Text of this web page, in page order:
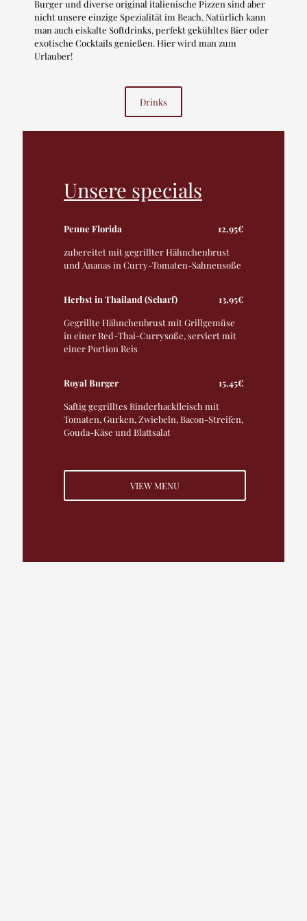
Burger und diverse original italienische Pizzen sind aber
nicht unsere einzige Spezialität im Beach. Natürlich kann
man auch eiskalte Softdrinks, perfekt gekühltes Bier oder
exotische Cocktails genießen. Hier wird man zum
Urlauber!
Drinks
Unsere specials
Penne Florida
12,95€
zubereitet mit gegrillter Hähnchenbrust
und Ananas in Curry-Tomaten-Sahnensoße
Herbst in Thailand (Scharf)
13,95€
Gegrillte Hähnchenbrust mit Grillgemüse
in einer Red-Thai-Currysoße, serviert mit
einer Portion Reis
Royal Burger
15,45€
Saftig gegrilltes Rinderhackfleisch mit
Tomaten, Gurken, Zwiebeln, Bacon-Streifen,
Gouda-Käse und Blattsalat
VIEW MENU